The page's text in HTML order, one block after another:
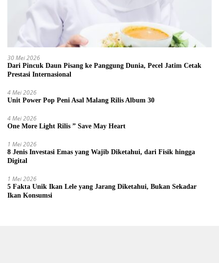
30 Mei 2026
Dari Pincuk Daun Pisang ke Panggung Dunia, Pecel Jatim Cetak
Prestasi Internasional
4 Mei 2026
Unit Power Pop Peni Asal Malang Rilis Album 30
4 Mei 2026
One More Light Rilis ” Save May Heart
1 Mei 2026
8 Jenis Investasi Emas yang Wajib Diketahui, dari Fisik hingga
Digital
1 Mei 2026
5 Fakta Unik Ikan Lele yang Jarang Diketahui, Bukan Sekadar
Ikan Konsumsi